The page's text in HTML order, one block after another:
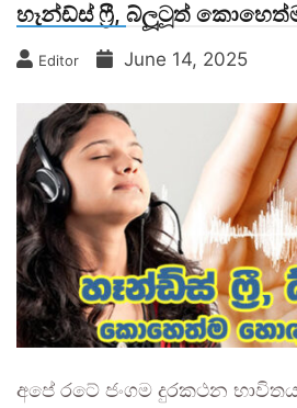
හෑන්ඩ්ස් ෆ්‍රී, බ්ලූටූත්
Editor June 14, 2025
අපේ රටේ ජංගම දුරකථන